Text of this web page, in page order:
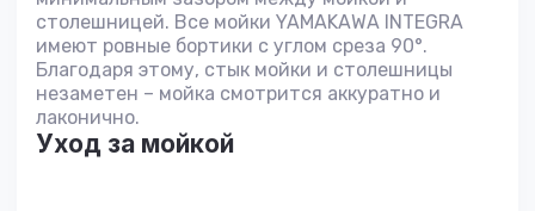
столешницей. Все мойки YAMAKAWA INTEGRA
имеют ровные бортики с углом среза 90°.
Благодаря этому, стык мойки и столешницы
незаметен – мойка смотрится аккуратно и
лаконично.
Уход за мойкой